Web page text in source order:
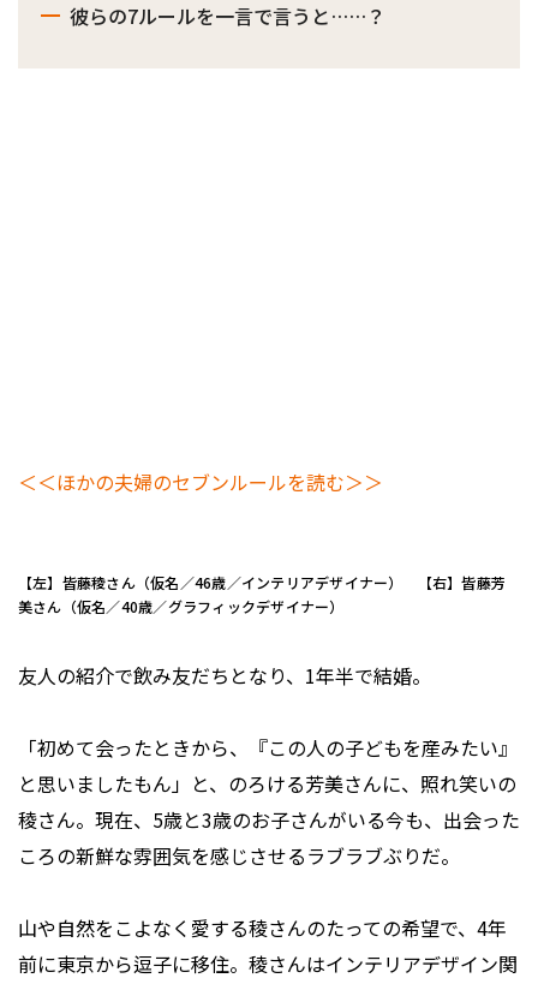
彼らの7ルールを一言で言うと……？
＜＜ほかの夫婦のセブンルールを読む＞＞
【左】皆藤稜さん（仮名／46歳／インテリアデザイナー） 【右】皆藤芳
美さん（仮名／40歳／グラフィックデザイナー）
友人の紹介で飲み友だちとなり、1年半で結婚。
「初めて会ったときから、『この人の子どもを産みたい』
と思いましたもん」と、のろける芳美さんに、照れ笑いの
稜さん。現在、5歳と3歳のお子さんがいる今も、出会った
ころの新鮮な雰囲気を感じさせるラブラブぶりだ。
山や自然をこよなく愛する稜さんのたっての希望で、4年
前に東京から逗子に移住。稜さんはインテリアデザイン関